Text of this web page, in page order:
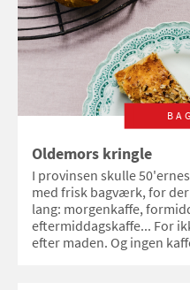
Oldemors kringle
I provinsen skulle
med frisk bagværk, for
lang: morgenkaffe,
eftermiddagskaffe... For
efter maden. Og ingen